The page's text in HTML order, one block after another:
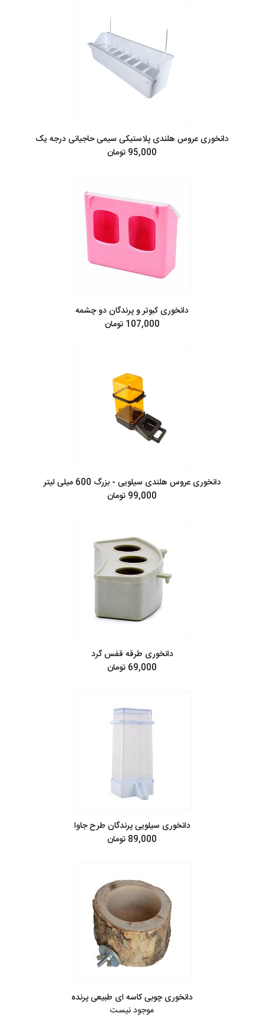
دانخوری عروس هلندی پلاستیکی سیمی حاجیانی درجه یک
95,000 تومان
دانخوری کبوتر و پرندگان دو چشمه
107,000 تومان
دانخوری عروس هلندی سیلویی - بزرگ 600 میلی لیتر
99,000 تومان
دانخوری طرقه قفس گرد
69,000 تومان
دانخوری سیلویی پرندگان طرح جاوا
89,000 تومان
دانخوری چوبی کاسه ای طبیعی پرنده
موجود نیست